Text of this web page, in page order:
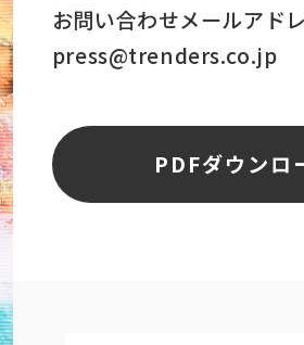
お問い合わせメールアド
press@trenders.co.jp
PDFダウンロ